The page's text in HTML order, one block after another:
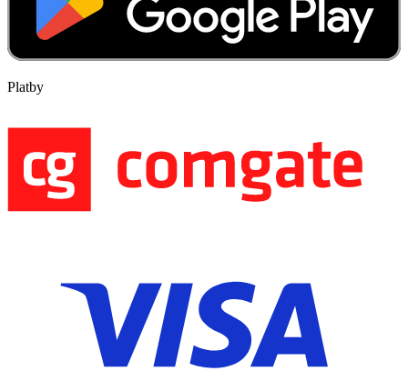
Platby